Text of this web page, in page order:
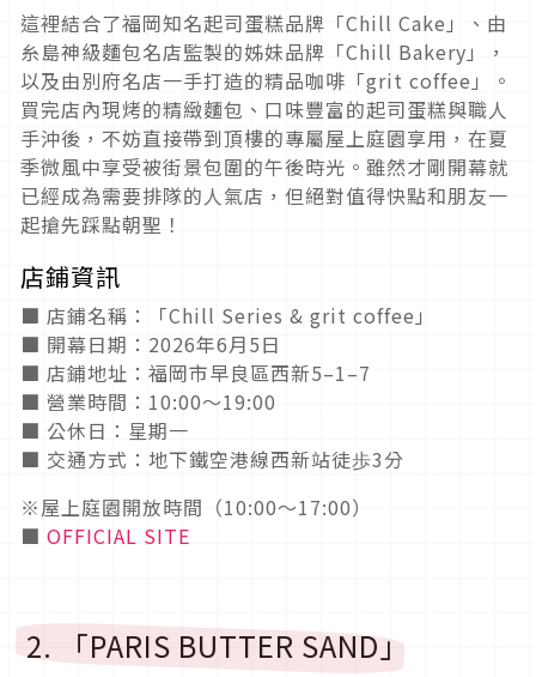
這裡結合了福岡知名起司蛋糕品牌「Chill Cake」、由
糸島神級麵包名店監製的姊妹品牌「Chill Bakery」，
以及由別府名店一手打造的精品咖啡「grit coffee」。
買完店內現烤的精緻麵包、口味豐富的起司蛋糕與職人
手沖後，不妨直接帶到頂樓的專屬屋上庭園享用，在夏
季微風中享受被街景包圍的午後時光。雖然才剛開幕就
已經成為需要排隊的人氣店，但絕對值得快點和朋友一
起搶先踩點朝聖！
店鋪資訊
■ 店鋪名稱：「Chill Series & grit coffee」
■ 開幕日期：2026年6月5日
■ 店鋪地址：福岡市早良區西新5–1–7
■ 營業時間：10:00～19:00
■ 公休日：星期一
■ 交通方式：地下鐵空港線西新站徒歩3分
※屋上庭園開放時間（10:00～17:00）
■ OFFICIAL SITE
2. 「PARIS BUTTER SAND」